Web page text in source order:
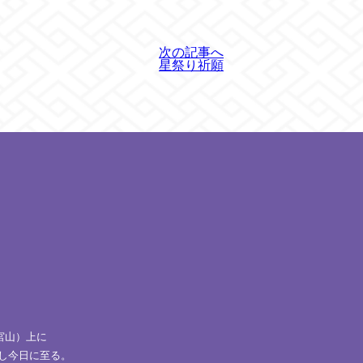
次の記事へ
星祭り祈願
山）上に
日に至る。